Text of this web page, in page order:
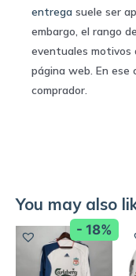
entrega suele ser
embargo, el rango
eventuales motivos
página web. En ese
comprador.
You may also
- 18%